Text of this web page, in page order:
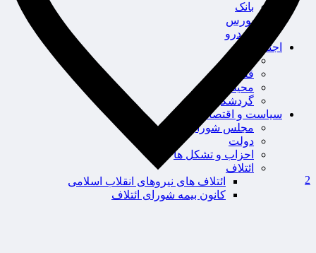
بانک
بورس
خودرو
اجتماعی
سلامت
قضایی
محیط زیست
گردشگری
سیاست و اقتصاد
مجلس شورای اسلامی
دولت
احزاب و تشکل ها
ائتلاف
ائتلاف های نیروهای انقلاب اسلامی
کانون بیمه شورای ائتلاف
2